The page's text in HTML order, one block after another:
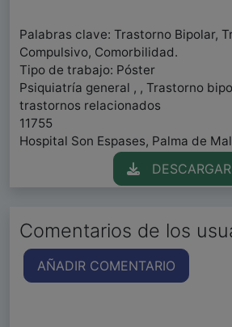
Palabras clave: Trastorno Bipolar,
Compulsivo, Comorbilidad.
Tipo de trabajo: Póster
Psiquiatría general , , Trastorno
trastornos relacionados
11755
Hospital Son Espases, Palma de
DESCARGAR
Comentarios de los
AÑADIR COMENTARIO